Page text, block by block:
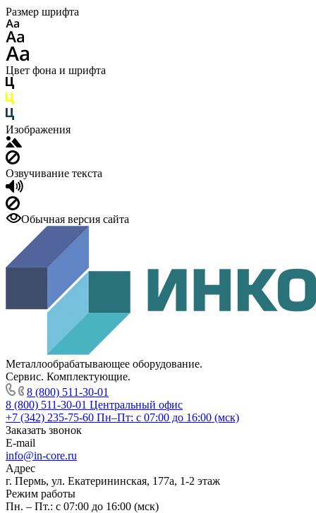
Размер шрифта
Цвет фона и шрифта
Изображения
Озвучивание текста
Обычная версия сайта
Металлообрабатывающее оборудование.
Сервис. Комплектующие.
8 (800) 511-30-01
8 (800) 511-30-01 Центральный офис
+7 (342) 235-75-60 Пн–Пт: с 07:00 до 16:00 (мск)
Заказать звонок
E-mail
info@in-core.ru
Адрес
г. Пермь, ул. ​Екатерининская, 177а, ​1-2 этаж
Режим работы
Пн. – Пт.: с 07:00 до 16:00 (мск)